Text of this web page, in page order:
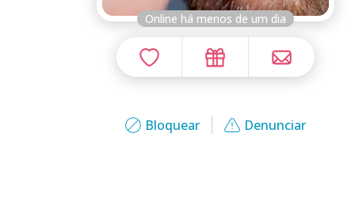
Online há menos de um dia
Bloquear Denunciar